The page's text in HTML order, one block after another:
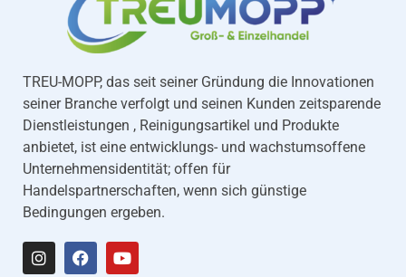
TREU-MOPP, das seit seiner Gründung die Innovationen
seiner Branche verfolgt und seinen Kunden zeitsparende
Dienstleistungen , Reinigungsartikel und Produkte
anbietet, ist eine entwicklungs- und wachstumsoffene
Unternehmensidentität; offen für
Handelspartnerschaften, wenn sich günstige
Bedingungen ergeben.